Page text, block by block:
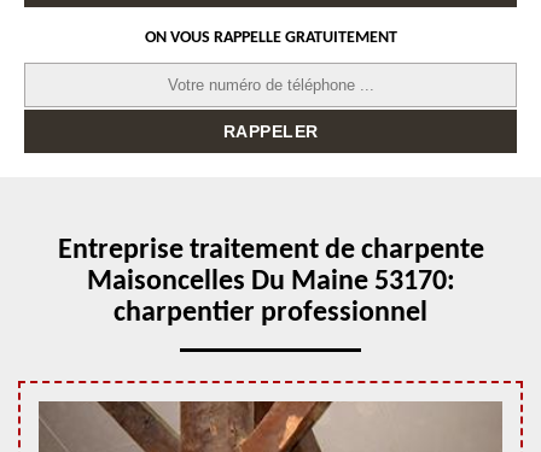
ON VOUS RAPPELLE GRATUITEMENT
Entreprise traitement de charpente
Maisoncelles Du Maine 53170:
charpentier professionnel